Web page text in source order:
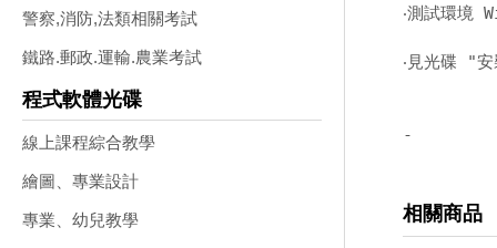
警察,消防,法類相關考試
鐵路.郵政.運輸.農業考試
程式軟體光碟
線上課程綜合教學
繪圖、專業設計
專業、幼兒教學
‧測試環境
‧見光碟 "
-
相關商品